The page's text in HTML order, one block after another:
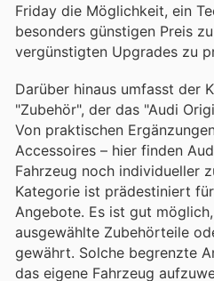
Friday die Möglichkeit, ein
besonders günstigen Preis
vergünstigten Upgrades zu
Darüber hinaus umfasst der
"Zubehör", der das "Audi
Von praktischen
Accessoires – hier finden
Fahrzeug noch individueller
Kategorie ist prädestiniert
Angebote. Es ist gut
ausgewählte Zubehörteile
gewährt. Solche begrenzte
das eigene Fahrzeug